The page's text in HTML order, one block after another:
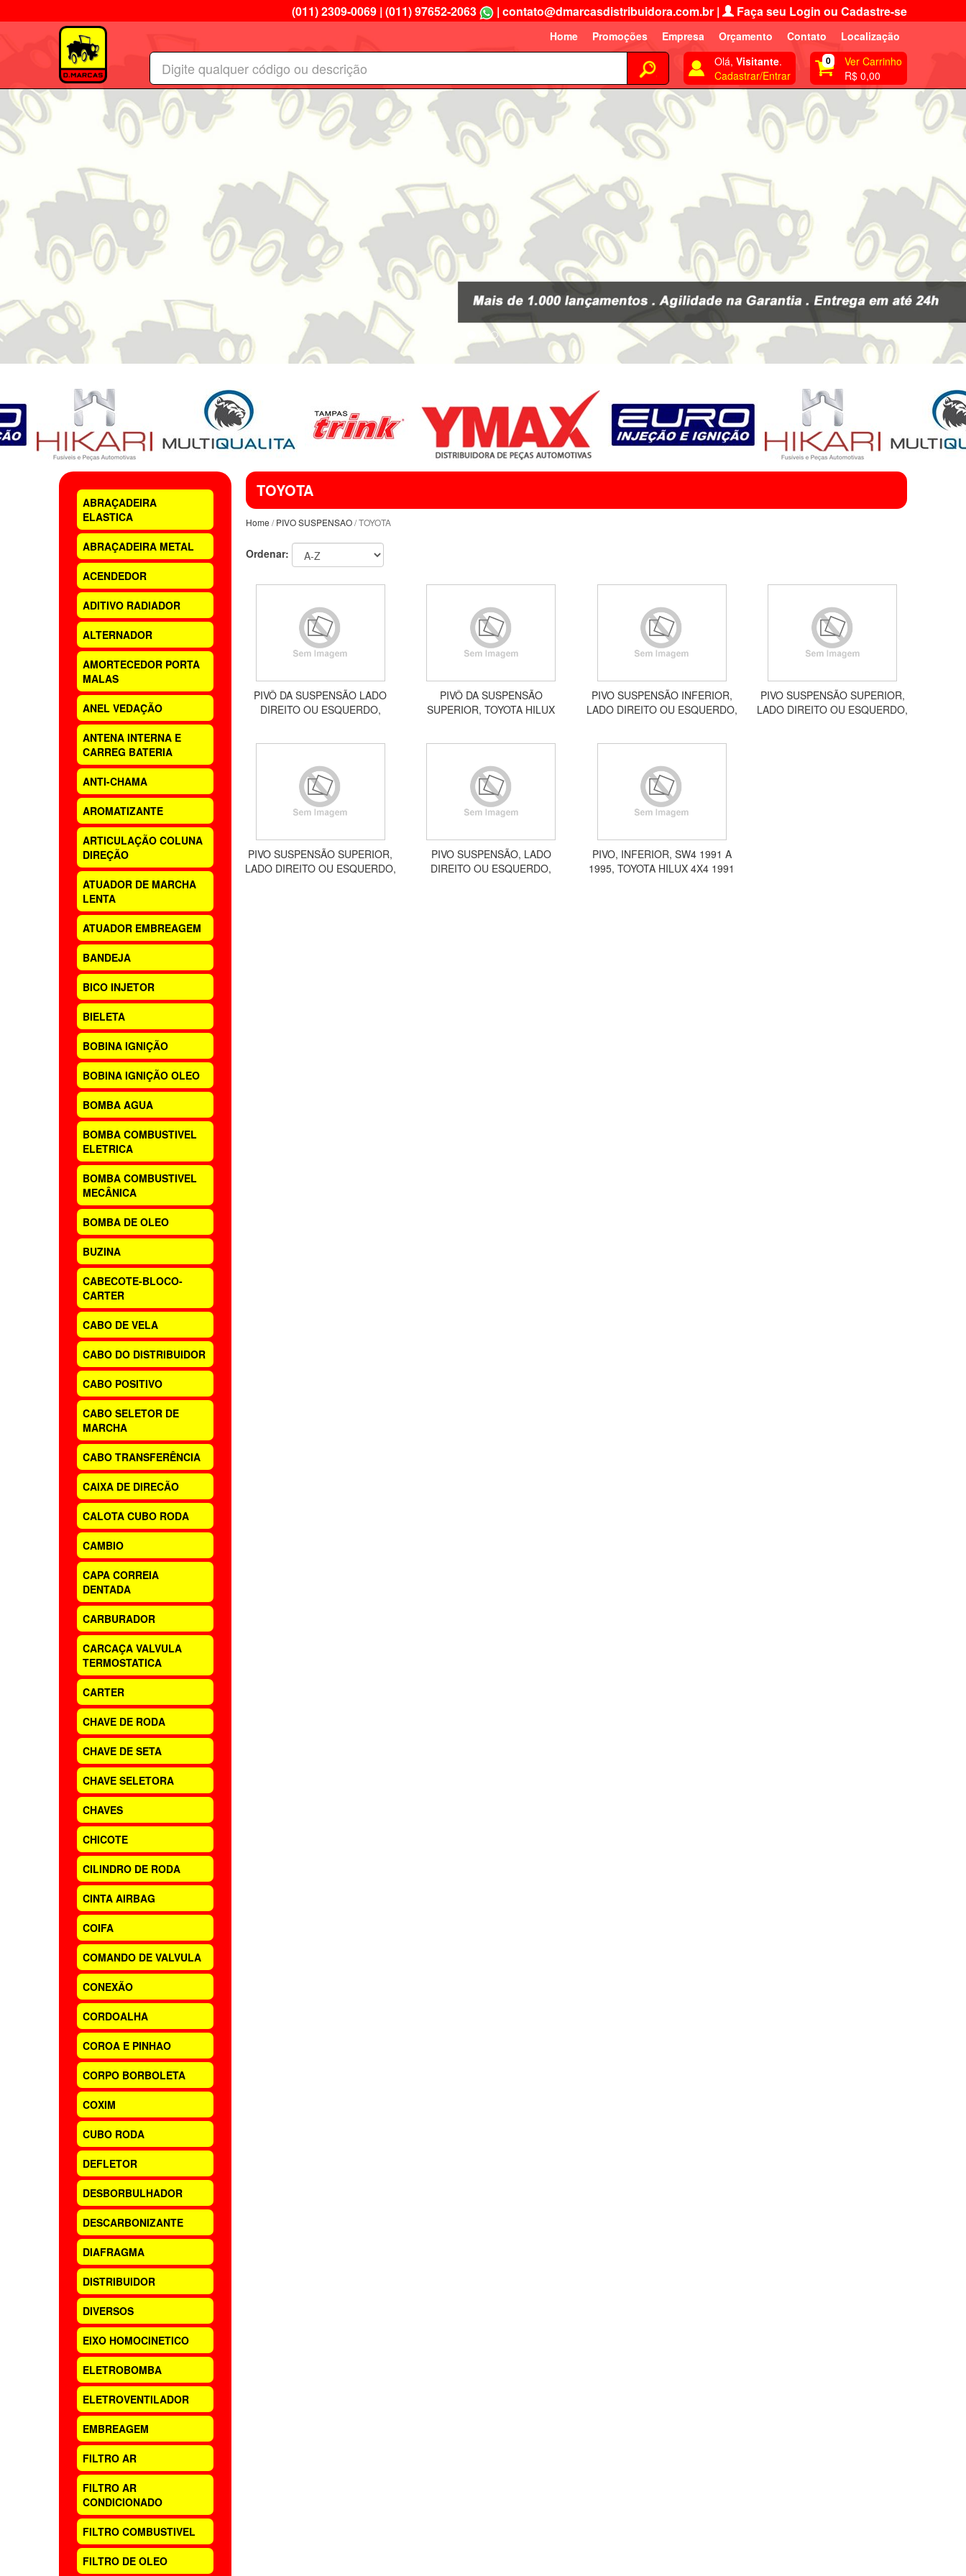
(011) 2309-0069 | (011) 97652-2063 | contato@dmarcasdistribuidora.com.br | Faça seu Login ou Cadastre-se
Home Promoções Empresa Orçamento Contato
Localização
Olá, Visitante.
Cadastrar/Entrar
0
Ver Carrinho
R$ 0,00
ABRAÇADEIRA
ELASTICA
ABRAÇADEIRA METAL
ACENDEDOR
ADITIVO RADIADOR
ALTERNADOR
AMORTECEDOR PORTA
MALAS
ANEL VEDAÇÃO
ANTENA INTERNA E
CARREG BATERIA
ANTI-CHAMA
AROMATIZANTE
ARTICULAÇÃO COLUNA
DIREÇÃO
ATUADOR DE MARCHA
LENTA
ATUADOR EMBREAGEM
BANDEJA
BICO INJETOR
BIELETA
BOBINA IGNIÇÃO
BOBINA IGNIÇÃO OLEO
BOMBA AGUA
BOMBA COMBUSTIVEL
ELETRICA
BOMBA COMBUSTIVEL
MECÂNICA
BOMBA DE OLEO
BUZINA
CABECOTE-BLOCO-
CARTER
CABO DE VELA
CABO DO DISTRIBUIDOR
CABO POSITIVO
CABO SELETOR DE
MARCHA
CABO TRANSFERÊNCIA
CAIXA DE DIRECÃO
CALOTA CUBO RODA
CAMBIO
CAPA CORREIA
DENTADA
CARBURADOR
CARCAÇA VALVULA
TERMOSTATICA
CARTER
CHAVE DE RODA
CHAVE DE SETA
CHAVE SELETORA
CHAVES
CHICOTE
CILINDRO DE RODA
CINTA AIRBAG
COIFA
COMANDO DE VALVULA
CONEXÃO
CORDOALHA
COROA E PINHAO
CORPO BORBOLETA
COXIM
CUBO RODA
DEFLETOR
DESBORBULHADOR
DESCARBONIZANTE
DIAFRAGMA
DISTRIBUIDOR
DIVERSOS
EIXO HOMOCINETICO
ELETROBOMBA
ELETROVENTILADOR
EMBREAGEM
FILTRO AR
FILTRO AR
CONDICIONADO
FILTRO COMBUSTIVEL
FILTRO DE OLEO
TOYOTA
Home /PIVO SUSPENSAO/ TOYOTA
Ordenar:
PIVÔ DA SUSPENSÃO LADO
DIREITO OU ESQUERDO,
PIVÔ DA SUSPENSÃO
SUPERIOR, TOYOTA HILUX
PIVO SUSPENSÃO INFERIOR,
LADO DIREITO OU ESQUERDO,
PIVO SUSPENSÃO SUPERIOR,
LADO DIREITO OU ESQUERDO,
PIVO SUSPENSÃO SUPERIOR,
LADO DIREITO OU ESQUERDO,
PIVO SUSPENSÃO, LADO
DIREITO OU ESQUERDO,
PIVO, INFERIOR, SW4 1991 A
1995, TOYOTA HILUX 4X4 1991